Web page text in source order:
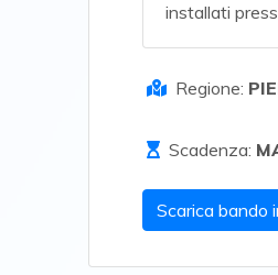
installati
Regione:
Scadenza:
Scarica bando